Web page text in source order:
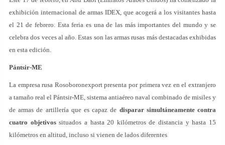
exhibición internacional de armas IDEX, que acogerá a los visitantes hasta
el 21 de febrero. Esta feria es una de las más importantes del mundo y se
celebra dos veces al año. Estas son las armas rusas más destacadas exhibidas
en esta edición.
Pántsir-ME
La empresa rusa Rosoboronexport presenta por primera vez en el extranjero
a tamaño real el Pántsir-ME, sistema antiaéreo naval combinado de misiles y
de armas de artillería que es capaz de disparar simultáneamente contra
cuatro objetivossituados a hasta 20 kilómetros de distancia y hasta 15
kilómetros en altitud, incluso si vienen de lados diferentes